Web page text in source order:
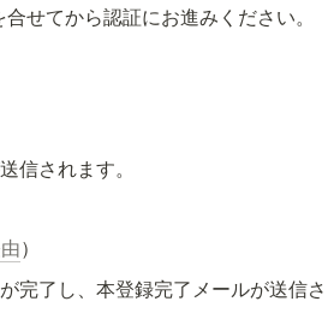
せてから認証にお進みください。
信されます。
）
完了し、本登録完了メールが送信さ